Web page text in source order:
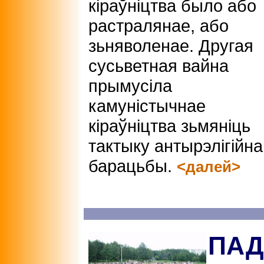
кіраўніцтва было або
растралянае, або
зьняволенае. Другая
сусьветная вайна
прымусіла
камуністычнае
кіраўніцтва зьмяніць
тактыку
барацьбы. <далей>
ПАД